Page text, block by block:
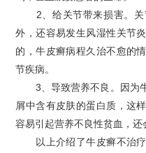
2、给关节带来损害。关
外，还容易发生风湿性关节
的，牛皮癣病程久治不愈的
节疾病。
3、导致营养不良。因为牛
屑中含有皮肤的蛋白质，这
容易引起营养不良性贫血，还
以上介绍了牛皮癣不治疗